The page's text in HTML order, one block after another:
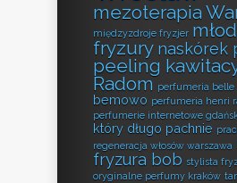
mezoterapia
międzyzdroje fryzjer
fryzury naskórek
peeling
Radom perfumeria belle
bemowo perfumeria henri
perfumerie internetowe
który długo pachnie
regeneracja włosów warszawa
fryzura bob stylista
oryginalne perfumy kraków